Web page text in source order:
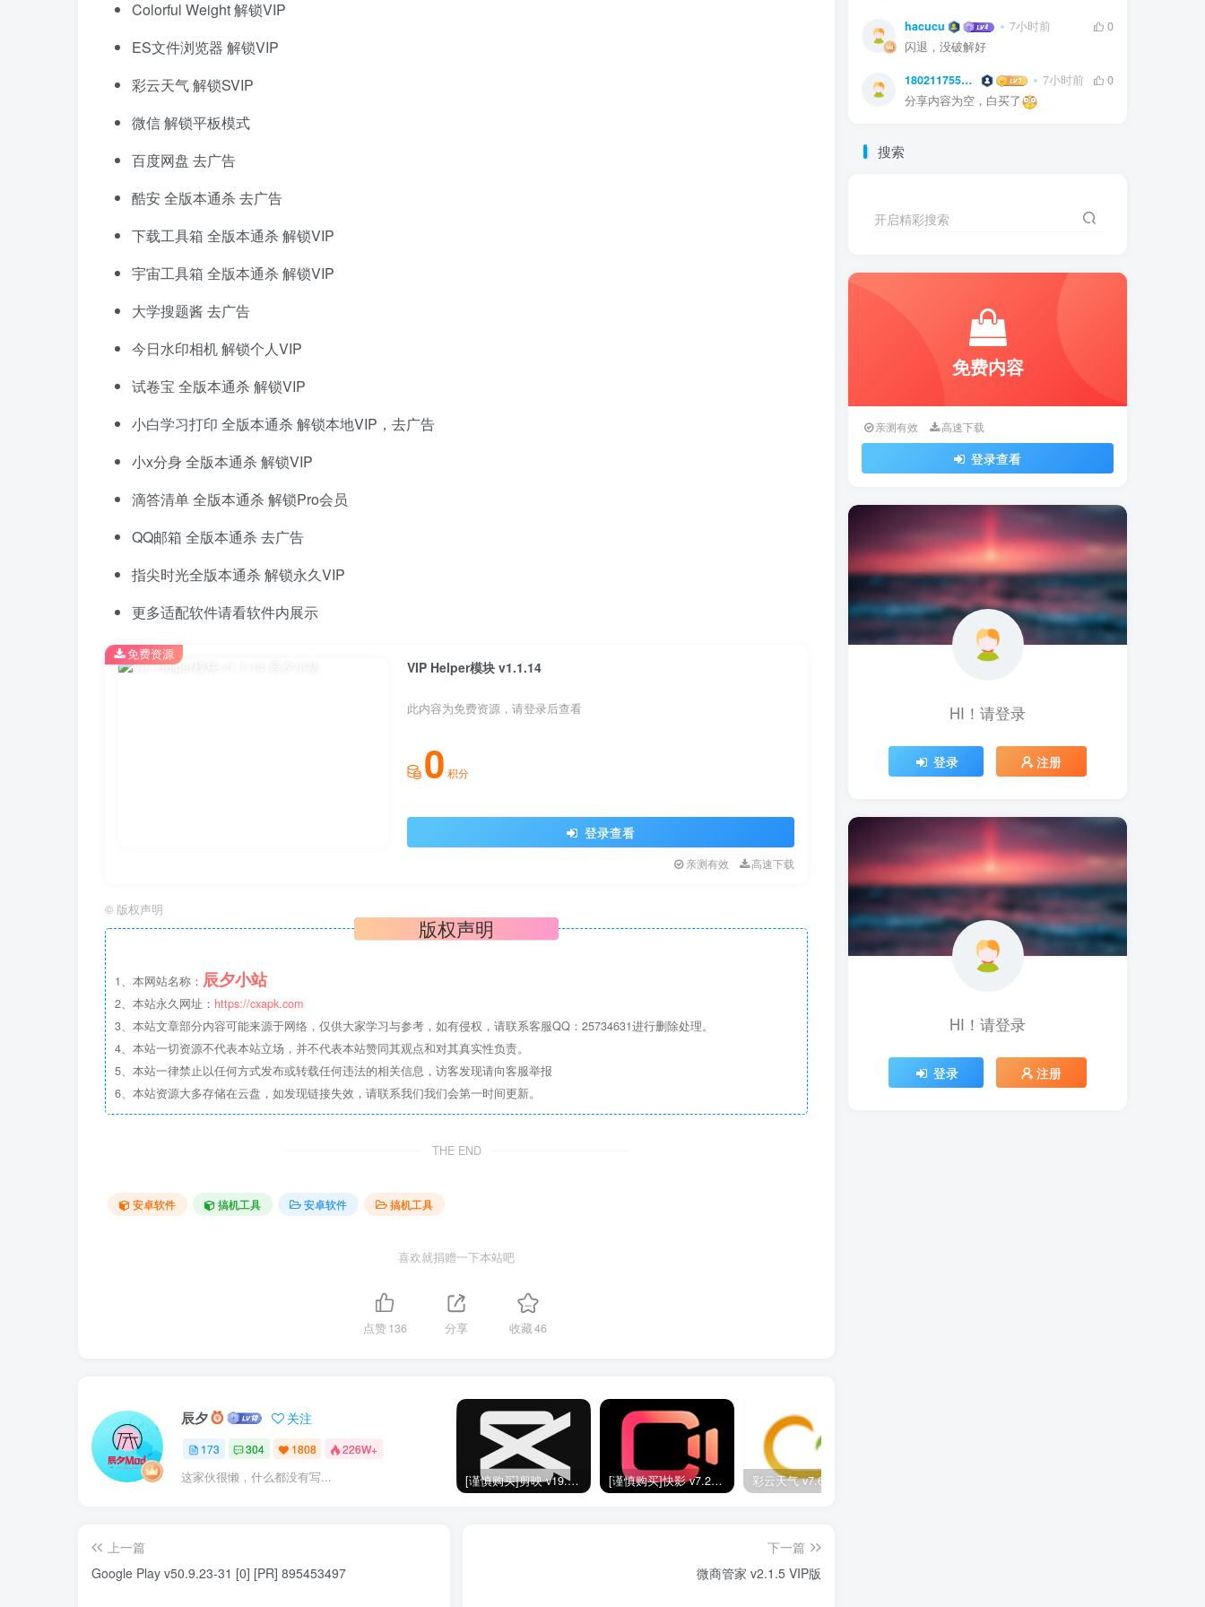
Colorful Weight 解锁VIP
ES文件浏览器 解锁VIP
彩云天气 解锁SVIP
微信 解锁平板模式
百度网盘 去广告
酷安 全版本通杀 去广告
下载工具箱 全版本通杀 解锁VIP
宇宙工具箱 全版本通杀 解锁VIP
大学搜题酱 去广告
今日水印相机 解锁个人VIP
试卷宝 全版本通杀 解锁VIP
小白学习打印 全版本通杀 解锁本地VIP，去广告
小x分身 全版本通杀 解锁VIP
滴答清单 全版本通杀 解锁Pro会员
QQ邮箱 全版本通杀 去广告
指尖时光全版本通杀 解锁永久VIP
更多适配软件请看软件内展示
VIP Helper模块 v1.1.14
此内容为免费资源，请登录后查看
0 积分
登录查看
亲测有效 高速下载
免费资源
© 版权声明
版权声明
1、本网站名称： 辰夕小站
2、本站永久网址： https://cxapk.com
3、本站文章部分内容可能来源于网络，仅供大家学习与参考，如有侵权，请联系客服QQ：25734631进行删除处理。
4、本站一切资源不代表本站立场，并不代表本站赞同其观点和对其真实性负责。
5、本站一律禁止以任何方式发布或转载任何违法的相关信息，访客发现请向客服举报
6、本站资源大多存储在云盘，如发现链接失效，请联系我们我们会第一时间更新。
THE END
安卓软件 搞机工具 安卓软件 搞机工具
喜欢就捐赠一下本站吧
点赞136 分享 收藏46
辰夕 关注
173 304 1808 226W+
这家伙很懒，什么都没有写... [谨慎购买]剪映 v19.0.0 SVIP版 [谨慎购买]快影 v7.2.0.702020 VIP版
上一篇
Google Play v50.9.23-31 [0] [PR] 895453497
下一篇
微商管家 v2.1.5 VIP版
hacucu 7小时前
0
闪退，没破解好
18021175541HE 7小时前
0
分享内容为空，白买了
搜索
开启精彩搜索
免费内容
亲测有效 高速下载
登录查看
HI！请登录
登录 注册
HI！请登录
登录 注册